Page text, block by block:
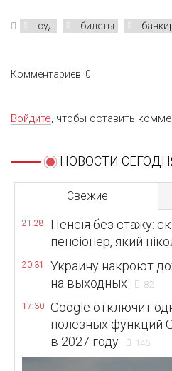
суд билеты
Комментариев: 0
Войдите, чтобы оставить
НОВОСТИ
Свежие
21:28
Пенсія без стажу:
пенсіонер, який
20:31
Украину накроют
на выходных
82
17:30
Google отключит
полезных функций
в 2027 году
146